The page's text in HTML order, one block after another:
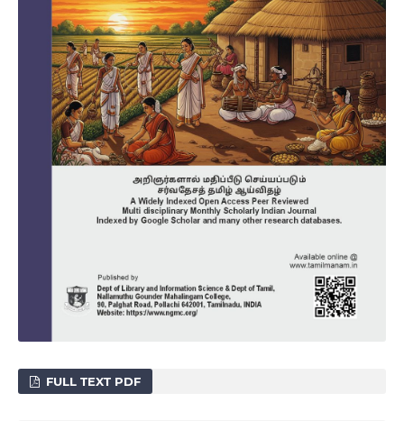
FULL TEXT PDF